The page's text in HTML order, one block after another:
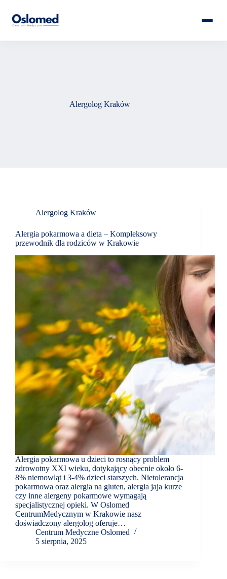
Alergolog Kraków
Alergolog Kraków
Alergia pokarmowa a dieta – Kompleksowy
przewodnik dla rodziców w Krakowie
Alergia pokarmowa u dzieci to rosnący problem
zdrowotny XXI wieku, dotykający obecnie około 6-
8% niemowląt i 3-4% dzieci starszych. Nietolerancja
pokarmowa oraz alergia na gluten, alergia jaja kurze
czy inne alergeny pokarmowe wymagają
specjalistycznej opieki. W Oslomed
CentrumMedycznym w Krakowie nasz
doświadczony alergolog oferuje…
Centrum Medyczne Oslomed
5 sierpnia, 2025